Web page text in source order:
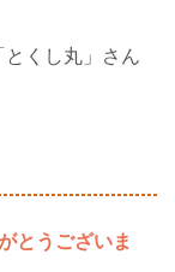
とうございま